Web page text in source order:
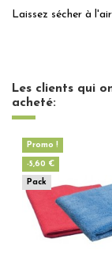
Laissez sécher à
Les clients qui
acheté:
Promo !
-5,60 €
Pack